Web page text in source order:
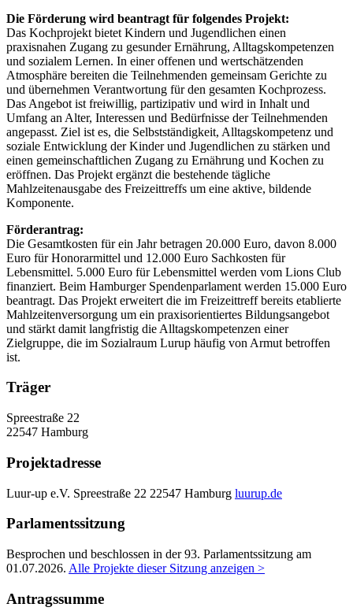
Die Förderung wird beantragt für folgendes Projekt:
Das Kochprojekt bietet Kindern und Jugendlichen einen
praxisnahen Zugang zu gesunder Ernährung, Alltagskompetenzen
und sozialem Lernen. In einer offenen und wertschätzenden
Atmosphäre bereiten die Teilnehmenden gemeinsam Gerichte zu
und übernehmen Verantwortung für den gesamten Kochprozess.
Das Angebot ist freiwillig, partizipativ und wird in Inhalt und
Umfang an Alter, Interessen und Bedürfnisse der Teilnehmenden
angepasst. Ziel ist es, die Selbstständigkeit, Alltagskompetenz und
soziale Entwicklung der Kinder und Jugendlichen zu stärken und
einen gemeinschaftlichen Zugang zu Ernährung und Kochen zu
eröffnen. Das Projekt ergänzt die bestehende tägliche
Mahlzeitenausgabe des Freizeittreffs um eine aktive, bildende
Komponente.
Förderantrag:
Die Gesamtkosten für ein Jahr betragen 20.000 Euro, davon 8.000
Euro für Honorarmittel und 12.000 Euro Sachkosten für
Lebensmittel. 5.000 Euro für Lebensmittel werden vom Lions Club
finanziert. Beim Hamburger Spendenparlament werden 15.000 Euro
beantragt. Das Projekt erweitert die im Freizeittreff bereits etablierte
Mahlzeitenversorgung um ein praxisorientiertes Bildungsangebot
und stärkt damit langfristig die Alltagskompetenzen einer
Zielgruppe, die im Sozialraum Lurup häufig von Armut betroffen
ist.
Träger
Spreestraße 22
22547 Hamburg
Projektadresse
Luur-up e.V. Spreestraße 22 22547 Hamburg luurup.de
Parlamentssitzung
Besprochen und beschlossen in der 93. Parlamentssitzung am
01.07.2026. Alle Projekte dieser Sitzung anzeigen >
Antragssumme